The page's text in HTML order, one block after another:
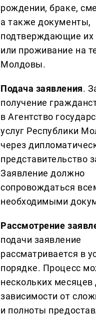
рождении, браке,
а также документы,
подтверждающие их
или проживание на
Молдовы.
Подача заявления.
получение
в Агентство
услуг Республики
через
представительство
Заявление должно
сопровождаться
необходимыми
Рассмотрение
подачи заявление
рассматривается в
порядке. Процесс
нескольких месяцев
зависимости от
и полноты